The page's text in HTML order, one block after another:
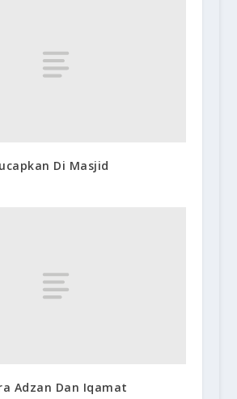
Di Masjid
Adzan Dan Iqamat